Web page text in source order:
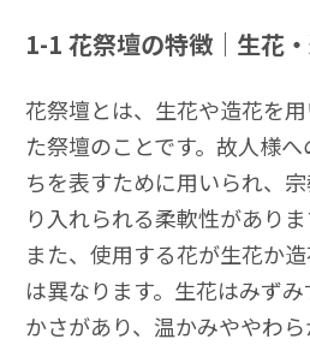
1-1 花祭壇の特徴｜生花
花祭壇とは、生花や造花を
た祭壇のことです。故人様
ちを表すために用いられ、
り入れられる柔軟性がありま
また、使用する花が生花か
は異なります。生花はみず
かさがあり、温かみややわ